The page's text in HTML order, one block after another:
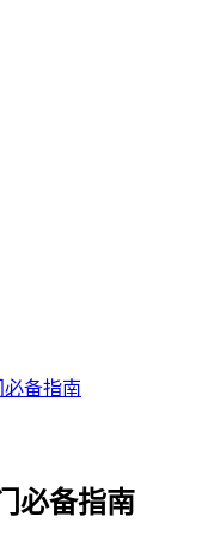
备指南
必备指南